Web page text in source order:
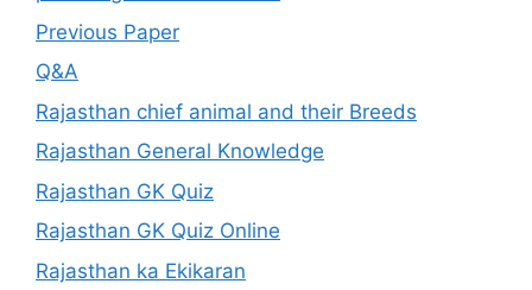
Previous Paper
Q&A
Rajasthan chief animal and their Breeds
Rajasthan General Knowledge
Rajasthan GK Quiz
Rajasthan GK Quiz Online
Rajasthan ka Ekikaran